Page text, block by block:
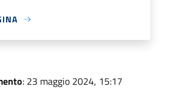
: 23 maggio 2024, 15:17